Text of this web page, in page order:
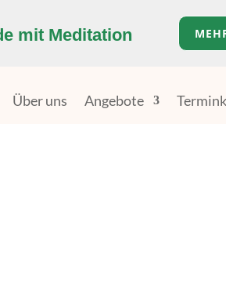
mit Meditation
Über uns Angebote